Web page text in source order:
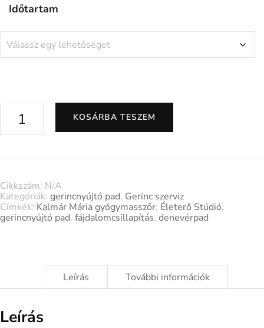
Időtartam
KOSÁRBA TESZEM
Cikkszám: N/A
Kategóriák: gerincnyújtó pad, Gerinc szerviz
Címkék: Kalmár Mária gyógymasszőr, Életerő Stúdió,
gerincnyújtó pad, fájdalomcsillapítás, denevérpad
Leírás További információk
Leírás